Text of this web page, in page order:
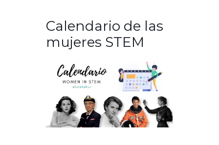
Calendario de las
mujeres STEM